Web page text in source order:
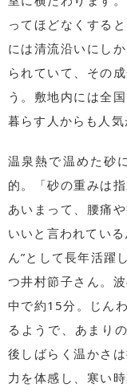
ってほどなくする
には清流沿いにし
られていて、その
う。敷地内には全
暮らす人からも人気
温泉熱で温めた砂
的。「砂の重みは
あいまって、腰痛
いいと言われてい
ん”として長年活躍
つ井村節子さん。
中で約15分。じん
るようで、あまり
後しばらく温かさ
力を体感し、寒い